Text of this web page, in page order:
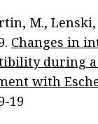
M., Lenski,
Changes in
during
with
19